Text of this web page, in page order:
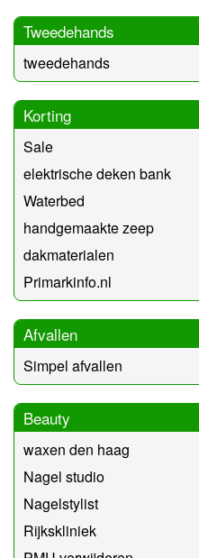
Tweedehands
tweedehands
Korting
Sale
elektrische deken bank
Waterbed
handgemaakte zeep
dakmaterialen
Primarkinfo.nl
Afvallen
Simpel afvallen
Beauty
waxen den haag
Nagel studio
Nagelstylist
Rijkskliniek